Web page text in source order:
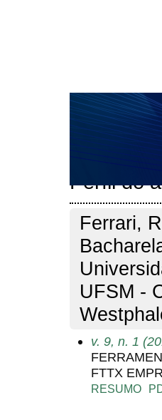
CAPA SOBRE
NOTÍCIAS
PARA AVALIADORES
Perfil do
Ferrari,
UFSM -
v. 9, n. 1
FTTX
RESUMO